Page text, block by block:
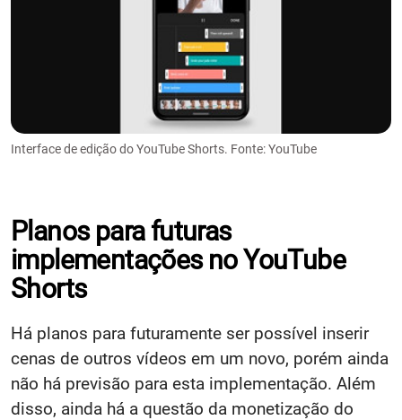
Interface de edição do YouTube Shorts. Fonte: YouTube
Planos para futuras
implementações no YouTube
Shorts
Há planos para futuramente ser possível inserir
cenas de outros vídeos em um novo, porém ainda
não há previsão para esta implementação. Além
disso, ainda há a questão da monetização do